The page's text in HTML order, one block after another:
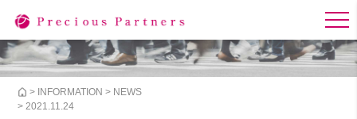
> INFORMATION > NEWS
> 2021.11.24